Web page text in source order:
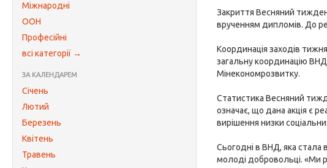
Міжнародні
ООН
Професійні
всі категорії →
ЗА КАЛЕНДАРЕМ
Січень
Лютий
Березень
Квітень
Травень
Закриття Весняний
врученням дипломів. До
Координація заходів
загальну координацію
Мінекономрозвитку.
Статистика Весняний
означає, що дана акція є
вирішення низки
Сьогодні в ВНД, яка стала
молоді добровольці. «Ми